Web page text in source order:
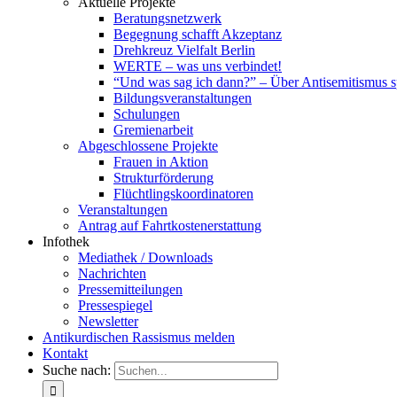
Beratungsnetzwerk
Begegnung schafft Akzeptanz
Drehkreuz Vielfalt Berlin
WERTE – was uns verbindet!
“Und was sag ich dann?” – Über Antisemitismus
Bildungsveranstaltungen
Schulungen
Gremienarbeit
Abgeschlossene Projekte
Frauen in Aktion
Strukturförderung
Flüchtlingskoordinatoren
Veranstaltungen
Antrag auf Fahrtkostenerstattung
Infothek
Mediathek / Downloads
Nachrichten
Pressemitteilungen
Pressespiegel
Newsletter
Antikurdischen Rassismus melden
Kontakt
Suche nach: